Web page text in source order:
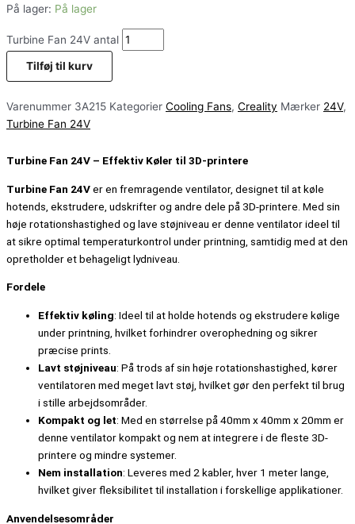
På lager: På lager
Turbine Fan 24V antal
Tilføj til kurv
Varenummer 3A215 Kategorier Cooling Fans, Creality Mærker 24V,
Turbine Fan 24V
Turbine Fan 24V – Effektiv Køler til 3D-printere
Turbine Fan 24Ver en fremragende ventilator, designet til at køle
hotends, ekstrudere, udskrifter og andre dele på 3D-printere. Med sin
høje rotationshastighed og lave støjniveau er denne ventilator ideel til
at sikre optimal temperaturkontrol under printning, samtidig med at den
opretholder et behageligt lydniveau.
Fordele
Effektiv køling: Ideel til at holde hotends og ekstrudere kølige
under printning, hvilket forhindrer overophedning og sikrer
præcise prints.
Lavt støjniveau: På trods af sin høje rotationshastighed, kører
ventilatoren med meget lavt støj, hvilket gør den perfekt til brug
i stille arbejdsområder.
Kompakt og let: Med en størrelse på 40mm x 40mm x 20mm er
denne ventilator kompakt og nem at integrere i de fleste 3D-
printere og mindre systemer.
Nem installation: Leveres med 2 kabler, hver 1 meter lange,
hvilket giver fleksibilitet til installation i forskellige applikationer.
Anvendelsesområder